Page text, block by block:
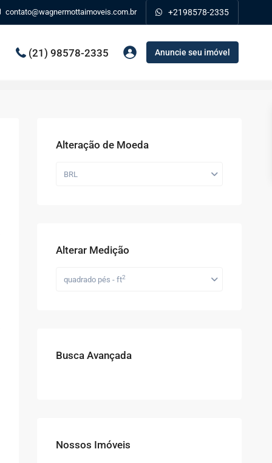
contato@wagnermottaimoveis.com.br +2198578-2335
(21) 98578-2335 Anuncie seu imóvel
Alteração de Moeda
BRL
Alterar Medição
quadrado pés - ft2
Busca Avançada
Nossos Imóveis